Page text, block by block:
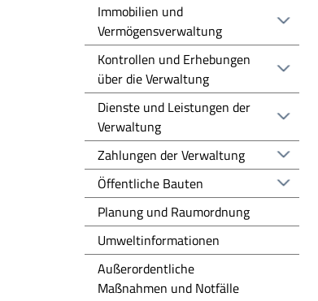
Immobilien und
Vermögensverwaltung
Kontrollen und Erhebungen
über die Verwaltung
Dienste und Leistungen der
Verwaltung
Zahlungen der Verwaltung
Öffentliche Bauten
Planung und Raumordnung
Umweltinformationen
Außerordentliche
Maßnahmen und Notfälle